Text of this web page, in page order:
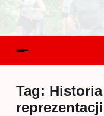
Tag: